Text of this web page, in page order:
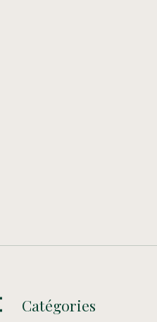
Catégories